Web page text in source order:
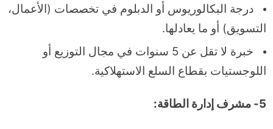
درجة البكالوريوس أو الدبلوم في تخصصات (الأعمال،
التسويق) أو ما يعادلها.
خبرة لا تقل عن 5 سنوات في مجال التوزيع أو
اللوجستيات بقطاع السلع الاستهلاكية.
5- مشرف إدارة الطاقة: